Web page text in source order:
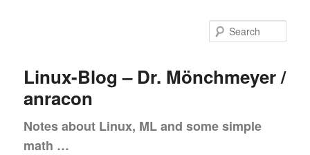
content
contentLinux-Blog – Dr. Mönchmeyer /
anracon
Notes about Linux, ML and some simple
math …